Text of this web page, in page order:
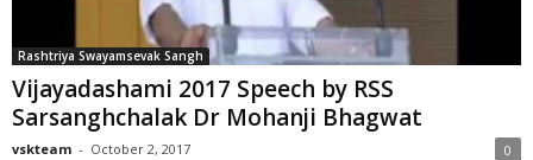
Rashtriya Swayamsevak Sangh
Vijayadashami 2017 Speech by RSS
Sarsanghchalak Dr Mohanji Bhagwat
vskteam - October 2, 2017 0